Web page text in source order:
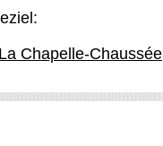
La Chapelle-Chaussée